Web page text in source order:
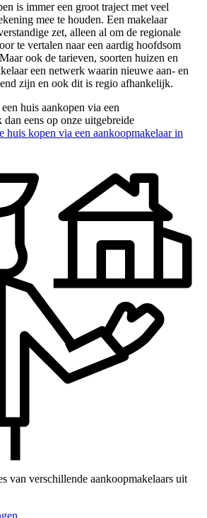
is immer een groot traject met veel
mee te houden. Een makelaar
zet, alleen al om de regionale
te vertalen naar een aardig hoofdsom
ook de tarieven, soorten huizen en
een netwerk waarin nieuwe aan- en
zijn en ook dit is regio afhankelijk.
huis aankopen via een
eens op onze uitgebreide
huis kopen via een aankoopmakelaar in
van verschillende aankoopmakelaars uit